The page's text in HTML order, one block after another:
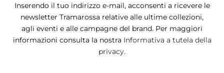
Inserendo il tuo indirizzo e-mail, acconsenti a ricevere le
newsletter Tramarossa relative alle ultime collezioni,
agli eventi e alle campagne del brand. Per maggiori
informazioni consulta la nostra Informativa a tutela della
privacy.